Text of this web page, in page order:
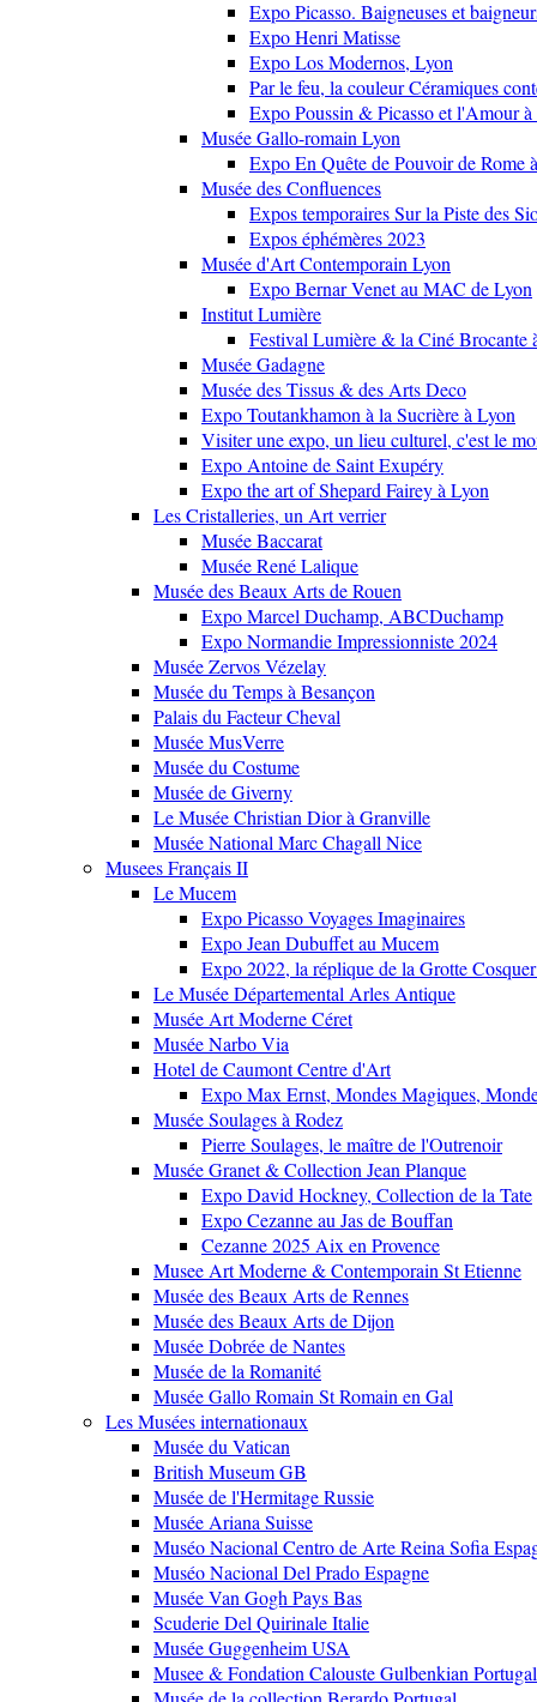
Expo Picasso. Baigneuses et
Expo Henri Matisse
Expo Los Modernos, Lyon
Par le feu, la couleur Céramiques
Expo Poussin & Picasso et l'Amour
Musée Gallo-romain Lyon
Expo En Quête de Pouvoir de Rome
Musée des Confluences
Expos temporaires Sur la Piste des
Expos éphémères 2023
Musée d'Art Contemporain Lyon
Expo Bernar Venet au MAC de Lyon
Institut Lumière
Festival Lumière & la Ciné Brocante
Musée Gadagne
Musée des Tissus & des Arts Deco
Expo Toutankhamon à la Sucrière à Lyon
Visiter une expo, un lieu culturel, c'est le
Expo Antoine de Saint Exupéry
Expo the art of Shepard Fairey à Lyon
Les Cristalleries, un Art verrier
Musée Baccarat
Musée René Lalique
Musée des Beaux Arts de Rouen
Expo Marcel Duchamp, ABCDuchamp
Expo Normandie Impressionniste 2024
Musée Zervos Vézelay
Musée du Temps à Besançon
Palais du Facteur Cheval
Musée MusVerre
Musée du Costume
Musée de Giverny
Le Musée Christian Dior à Granville
Musée National Marc Chagall Nice
Musees Français II
Le Mucem
Expo Picasso Voyages Imaginaires
Expo Jean Dubuffet au Mucem
Expo 2022, la réplique de la Grotte
Le Musée Départemental Arles Antique
Musée Art Moderne Céret
Musée Narbo Via
Hotel de Caumont Centre d'Art
Expo Max Ernst, Mondes Magiques,
Musée Soulages à Rodez
Pierre Soulages, le maître de l'Outrenoir
Musée Granet & Collection Jean Planque
Expo David Hockney, Collection de la Tate
Expo Cezanne au Jas de Bouffan
Cezanne 2025 Aix en Provence
Musee Art Moderne & Contemporain St Etienne
Musée des Beaux Arts de Rennes
Musée des Beaux Arts de Dijon
Musée Dobrée de Nantes
Musée de la Romanité
Musée Gallo Romain St Romain en Gal
Les Musées internationaux
Musée du Vatican
British Museum GB
Musée de l'Hermitage Russie
Musée Ariana Suisse
Muséo Nacional Centro de Arte Reina Sofia
Muséo Nacional Del Prado Espagne
Musée Van Gogh Pays Bas
Scuderie Del Quirinale Italie
Musée Guggenheim USA
Musee & Fondation Calouste Gulbenkian Portugal